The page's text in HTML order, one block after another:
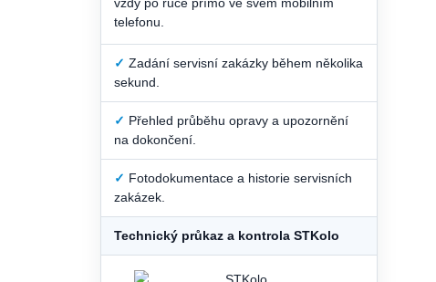
telefonu.
✓ Zadání servisní zakázky během několika
sekund.
✓ Přehled průběhu opravy a upozornění
na dokončení.
✓ Fotodokumentace a historie servisních
zakázek.
Technický průkaz a kontrola STKolo